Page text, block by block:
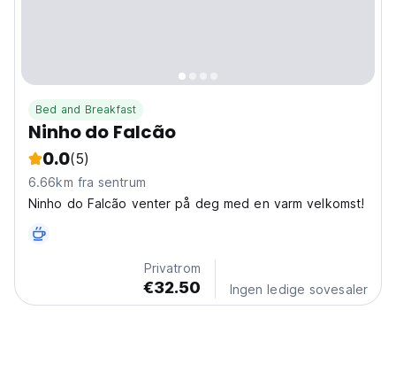
Bed and Breakfast
Ninho do Falcão
0.0(5)
6.66km fra sentrum
Ninho do Falcão venter på deg med en varm velkomst!
Privatrom
€32.50 Ingen ledige sovesaler